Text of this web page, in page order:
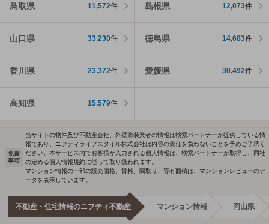
鳥取県 11,572件 島根県 12,073件
山口県 33,230件 徳島県 14,683件
香川県 23,372件 愛媛県 30,492件
高知県 15,579件
免責
事項
当サイトの物件及び不動産会社、外壁塗装業者の情報は検索パートナーが提供している情
報であり、ニフティライフスタイル株式会社は内容の責任を負わないことを予めご了承く
ださい。本サービス内でお客様が入力される個人情報は、検索パートナーが取得し、同社
の定める個人情報規約に従って取り扱われます。
マンション情報の一部の販売価格、賃料、間取り、専有面積は、マンションレビューのデ
ータを表示しています。
不動産・住宅情報のニフティ不動産 マンション情報 岡山県